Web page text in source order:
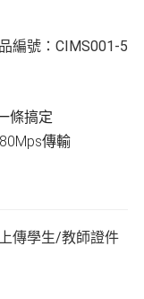
編號：CIMS001-5
條搞定
傳輸
傳學生/教師證件